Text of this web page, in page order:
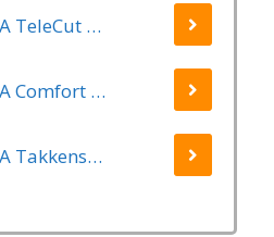
GARDENA TeleCut Telescopische - Takkenschaar 520-670B - 42 mm Verstelbare Lengte
GARDENA Comfort Takkenschaar StarCut 160 - Snoeischaar - Reikwijdte ca. 3.5 m - Max Knipdiameter 32 mm
GARDENA Takkenschaar EasyCut 500 B EasyCut